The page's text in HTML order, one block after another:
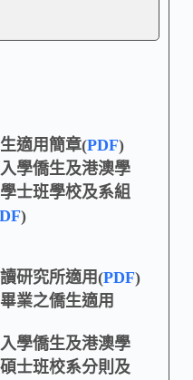
適用簡章(PDF)
學僑生及港澳學
士班學校及系組
)
研究所適用(PDF)
業之僑生適用
學僑生及港澳學
士班校系分則及